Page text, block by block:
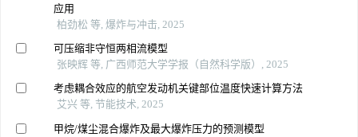
应用
柏劲松 等, 爆炸与冲击, 2025
可压缩非守恒两相流模型
张映辉 等, 广西师范大学学报（自然科学版）, 2025
考虑耦合效应的航空发动机关键部位温度快速计算方法
艾兴 等, 节能技术, 2025
甲烷/煤尘混合爆炸及最大爆炸压力的预测模型